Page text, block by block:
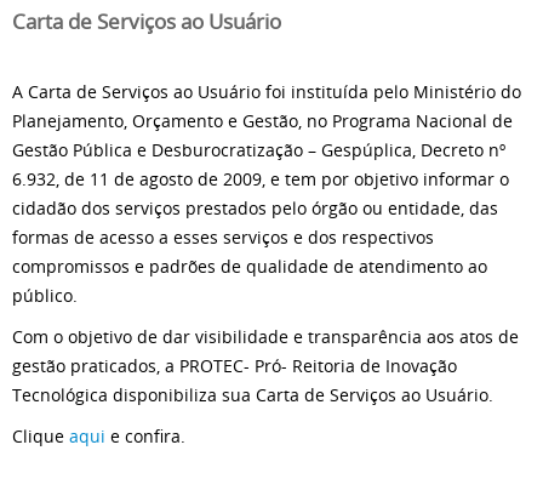
Carta de Serviços ao Usuário
A Carta de Serviços ao Usuário foi instituída pelo Ministério do
Planejamento, Orçamento e Gestão, no Programa Nacional de
Gestão Pública e Desburocratização – Gespúplica, Decreto nº
6.932, de 11 de agosto de 2009, e tem por objetivo informar o
cidadão dos serviços prestados pelo órgão ou entidade, das
formas de acesso a esses serviços e dos respectivos
compromissos e padrões de qualidade de atendimento ao
público.
Com o objetivo de dar visibilidade e transparência aos atos de
gestão praticados, a PROTEC- Pró- Reitoria de Inovação
Tecnológica disponibiliza sua Carta de Serviços ao Usuário.
Clique aqui e confira.